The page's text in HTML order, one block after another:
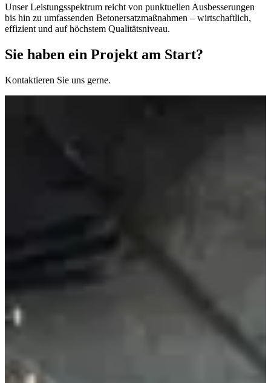
Unser Leistungsspektrum reicht von punktuellen Ausbesserungen
bis hin zu umfassenden Betonersatzmaßnahmen – wirtschaftlich,
effizient und auf höchstem Qualitätsniveau.
Sie haben ein Projekt am Start?
Kontaktieren Sie uns gerne.